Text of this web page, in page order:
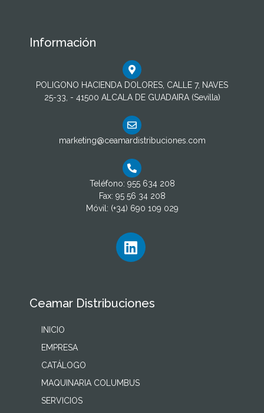
Información
POLIGONO HACIENDA DOLORES, CALLE 7, NAVES
25-33, - 41500 ALCALA DE GUADAIRA (Sevilla)
marketing@ceamardistribuciones.com
Teléfono: 955 634 208
Fax: 95 56 34 208
Móvil: (+34) 690 109 029
Ceamar Distribuciones
INICIO
EMPRESA
CATÁLOGO
MAQUINARIA COLUMBUS
SERVICIOS